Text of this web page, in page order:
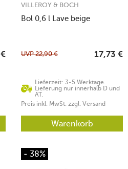
€
Bol 0,6 l Lave beige
VILLEROY & BOCH
Lieferzeit: 3-5 Werktage.
Lieferung nur innerhalb D und
AT.
UVP22,90 € 17,73 €
Preis inkl. MwSt. zzgl. Versand
Warenkorb
- 38%